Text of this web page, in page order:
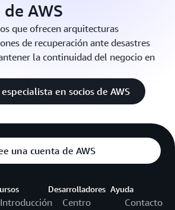
AWS
que ofrecen arquitecturas
de recuperación ante desastres
la continuidad del negocio en
en socios de AWS
una cuenta de AWS
Introducción
Desarrolladores
Centro
Ayuda
Contacto